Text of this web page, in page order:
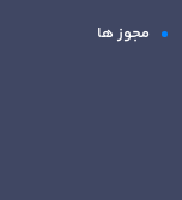
مجوز ها